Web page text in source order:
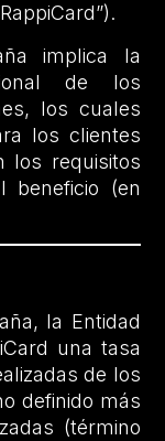
implica la
de los
los cuales
los clientes
los requisitos
beneficio (en
la Entidad
una tasa
de los
definido más
(término